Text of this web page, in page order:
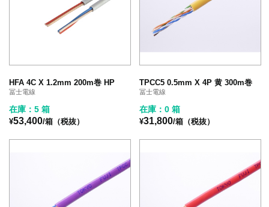
HFA 4C X 1.2mm 200m巻 HP
冨士電線
在庫：5 箱
¥53,400/箱（税抜）
TPCC5 0.5mm X 4P 黄 300m巻
冨士電線
在庫：0 箱
¥31,800/箱（税抜）